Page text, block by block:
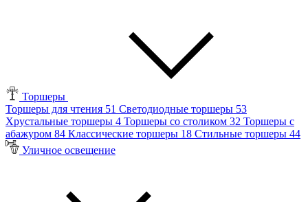
Торшеры
Торшеры для чтения 51 Светодиодные торшеры 53
Хрустальные торшеры 4 Торшеры со столиком 32 Торшеры с
абажуром 84 Классические торшеры 18 Стильные торшеры 44
Уличное освещение